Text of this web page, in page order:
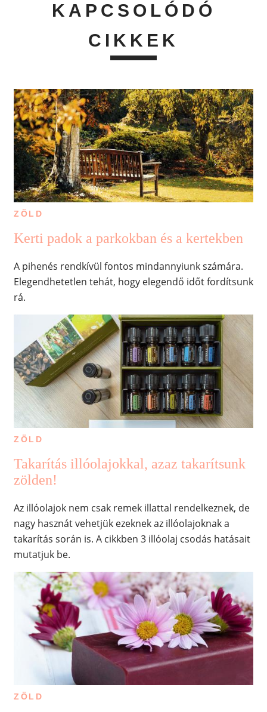
KAPCSOLÓDÓ
CIKKEK
ZÖLD
Kerti padok a parkokban és a kertekben
A pihenés rendkívül fontos mindannyiunk számára.
Elegendhetetlen tehát, hogy elegendő időt fordítsunk
rá.
ZÖLD
Takarítás illóolajokkal, azaz takarítsunk
zölden!
Az illóolajok nem csak remek illattal rendelkeznek, de
nagy hasznát vehetjük ezeknek az illóolajoknak a
takarítás során is. A cikkben 3 illóolaj csodás hatásait
mutatjuk be.
ZÖLD